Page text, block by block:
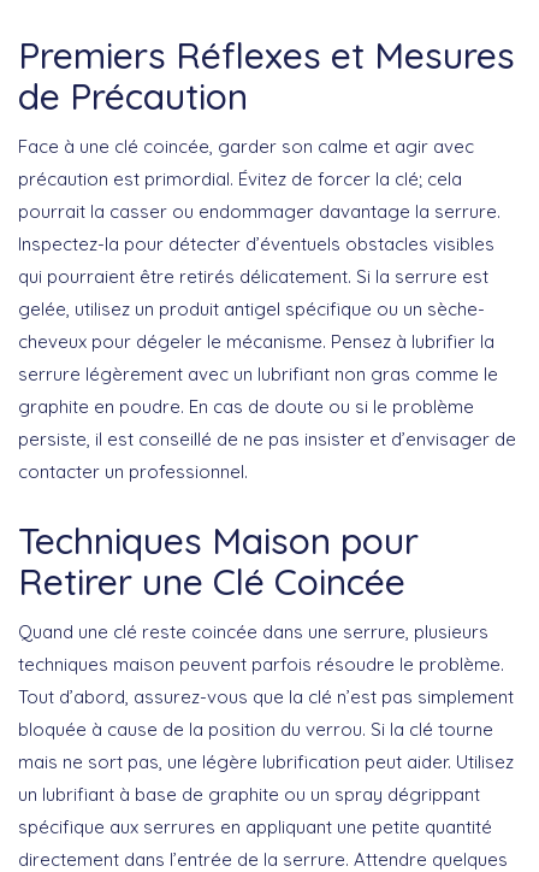
Premiers Réflexes et Mesures
de Précaution
Face à une clé coincée, garder son calme et agir avec
précaution est primordial. Évitez de forcer la clé; cela
pourrait la casser ou endommager davantage la serrure.
Inspectez-la pour détecter d’éventuels obstacles visibles
qui pourraient être retirés délicatement. Si la serrure est
gelée, utilisez un produit antigel spécifique ou un sèche-
cheveux pour dégeler le mécanisme. Pensez à lubrifier la
serrure légèrement avec un lubrifiant non gras comme le
graphite en poudre. En cas de doute ou si le problème
persiste, il est conseillé de ne pas insister et d’envisager de
contacter un professionnel.
Techniques Maison pour
Retirer une Clé Coincée
Quand une clé reste coincée dans une serrure, plusieurs
techniques maison peuvent parfois résoudre le problème.
Tout d’abord, assurez-vous que la clé n’est pas simplement
bloquée à cause de la position du verrou. Si la clé tourne
mais ne sort pas, une légère lubrification peut aider. Utilisez
un lubrifiant à base de graphite ou un spray dégrippant
spécifique aux serrures en appliquant une petite quantité
directement dans l’entrée de la serrure. Attendre quelques